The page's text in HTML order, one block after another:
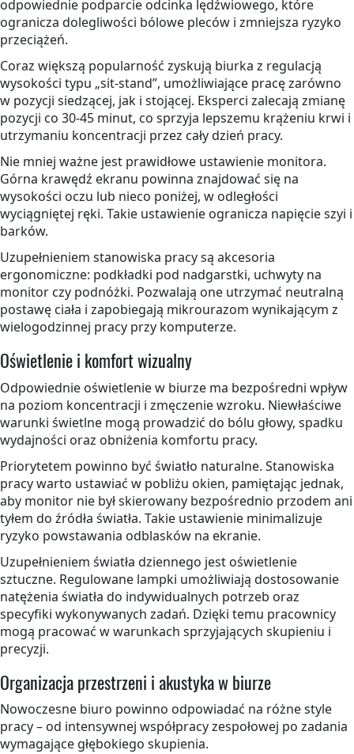
odpowiednie podparcie odcinka lędźwiowego, które
ogranicza dolegliwości bólowe pleców i zmniejsza ryzyko
przeciążeń.
Coraz większą popularność zyskują biurka z regulacją
wysokości typu „sit-stand”, umożliwiające pracę zarówno
w pozycji siedzącej, jak i stojącej. Eksperci zalecają zmianę
pozycji co 30-45 minut, co sprzyja lepszemu krążeniu krwi i
utrzymaniu koncentracji przez cały dzień pracy.
Nie mniej ważne jest prawidłowe ustawienie monitora.
Górna krawędź ekranu powinna znajdować się na
wysokości oczu lub nieco poniżej, w odległości
wyciągniętej ręki. Takie ustawienie ogranicza napięcie szyi i
barków.
Uzupełnieniem stanowiska pracy są akcesoria
ergonomiczne: podkładki pod nadgarstki, uchwyty na
monitor czy podnóżki. Pozwalają one utrzymać neutralną
postawę ciała i zapobiegają mikrourazom wynikającym z
wielogodzinnej pracy przy komputerze.
Oświetlenie i komfort wizualny
Odpowiednie oświetlenie w biurze ma bezpośredni wpływ
na poziom koncentracji i zmęczenie wzroku. Niewłaściwe
warunki świetlne mogą prowadzić do bólu głowy, spadku
wydajności oraz obniżenia komfortu pracy.
Priorytetem powinno być światło naturalne. Stanowiska
pracy warto ustawiać w pobliżu okien, pamiętając jednak,
aby monitor nie był skierowany bezpośrednio przodem ani
tyłem do źródła światła. Takie ustawienie minimalizuje
ryzyko powstawania odblasków na ekranie.
Uzupełnieniem światła dziennego jest oświetlenie
sztuczne. Regulowane lampki umożliwiają dostosowanie
natężenia światła do indywidualnych potrzeb oraz
specyfiki wykonywanych zadań. Dzięki temu pracownicy
mogą pracować w warunkach sprzyjających skupieniu i
precyzji.
Organizacja przestrzeni i akustyka w biurze
Nowoczesne biuro powinno odpowiadać na różne style
pracy – od intensywnej współpracy zespołowej po zadania
wymagające głębokiego skupienia.